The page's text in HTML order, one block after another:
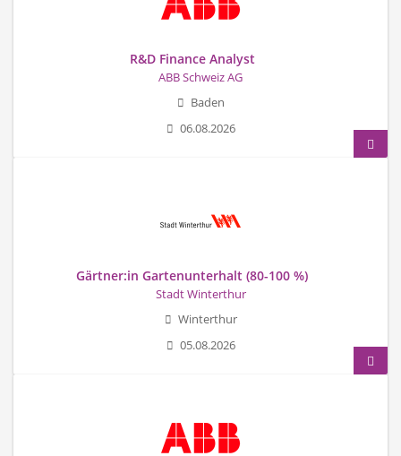
R&D Finance Analyst
ABB Schweiz AG
Baden
06.08.2026
Gärtner:in Gartenunterhalt (80-100 %)
Stadt Winterthur
Winterthur
05.08.2026